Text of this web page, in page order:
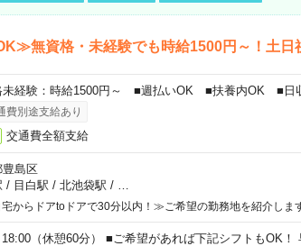
無資格・未経験でも時給1500円～！土日
未経験：時給1500円～ ■週払いOK ■扶養内OK ■日
費別途支給あり
交通費全額支給
島区
/ 目白駅 / 北池袋駅 /
からドアtoドアで30分以内！≫ご希望の勤務地を紹介します
（休憩60分） ■ご希望があれば下記シフトもOK！